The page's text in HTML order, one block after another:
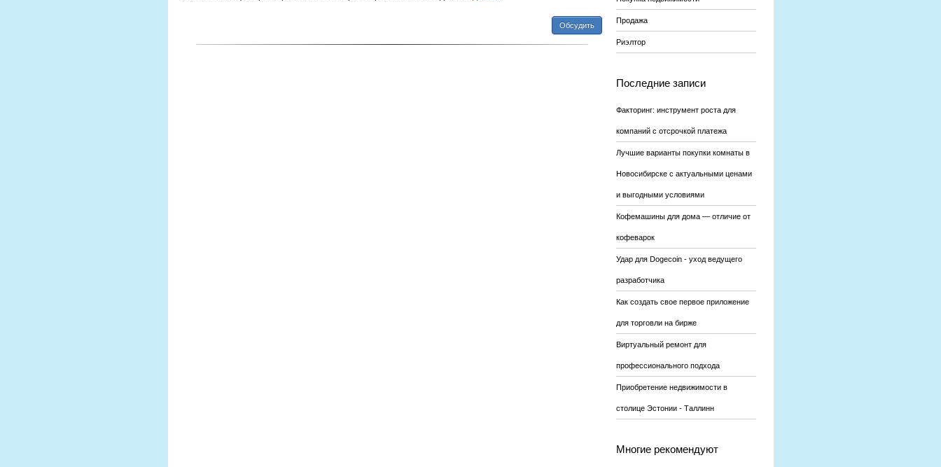
Обсудить
Продажа
Риэлтор
Последние записи
Факторинг: инструмент роста для
компаний с отсрочкой платежа
Лучшие варианты покупки комнаты в
Новосибирске с актуальными ценами
и выгодными условиями
Кофемашины для дома — отличие от
кофеварок
Удар для Dogecoin - уход ведущего
разработчика
Как создать свое первое приложение
для торговли на бирже
Виртуальный ремонт для
профессионального подхода
Приобретение недвижимости в
столице Эстонии - Таллинн
Многие рекомендуют